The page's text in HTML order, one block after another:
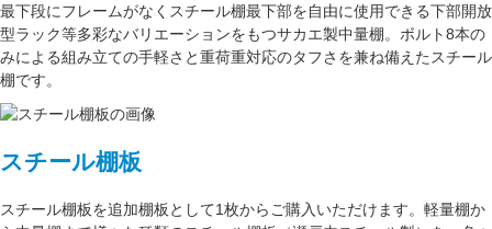
最下段にフレームがなくスチール棚最下部を自由に使用できる下部開放
型ラック等多彩なバリエーションをもつサカエ製中量棚。ボルト8本の
みによる組み立ての手軽さと重荷重対応のタフさを兼ね備えたスチール
棚です。
スチール棚板
スチール棚板を追加棚板 として1枚からご購入いただけます。軽量棚か